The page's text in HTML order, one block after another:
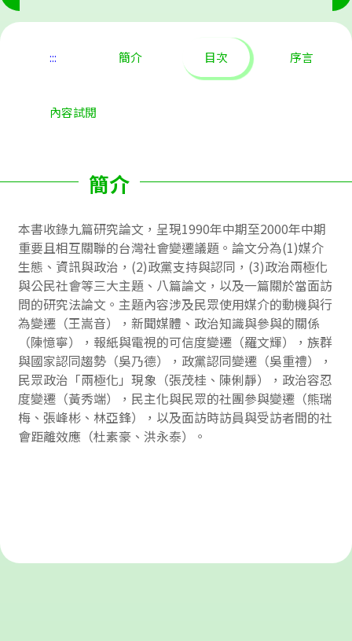
::: 簡介 目次 序言
內容試閱
簡介
本書收錄九篇研究論文，呈現1990年中期至2000年中期
重要且相互關聯的台灣社會變遷議題。論文分為(1)媒介
生態、資訊與政治，(2)政黨支持與認同，(3)政治兩極化
與公民社會等三大主題、八篇論文，以及一篇關於當面訪
問的研究法論文。主題內容涉及民眾使用媒介的動機與行
為變遷（王嵩音），新聞媒體、政治知識與參與的關係
（陳憶寧），報紙與電視的可信度變遷（羅文輝），族群
與國家認同趨勢（吳乃德），政黨認同變遷（吳重禮），
民眾政治「兩極化」現象（張茂桂、陳俐靜），政治容忍
度變遷（黃秀端），民主化與民眾的社團參與變遷（熊瑞
梅、張峰彬、林亞鋒），以及面訪時訪員與受訪者間的社
會距離效應（杜素豪、洪永泰）。